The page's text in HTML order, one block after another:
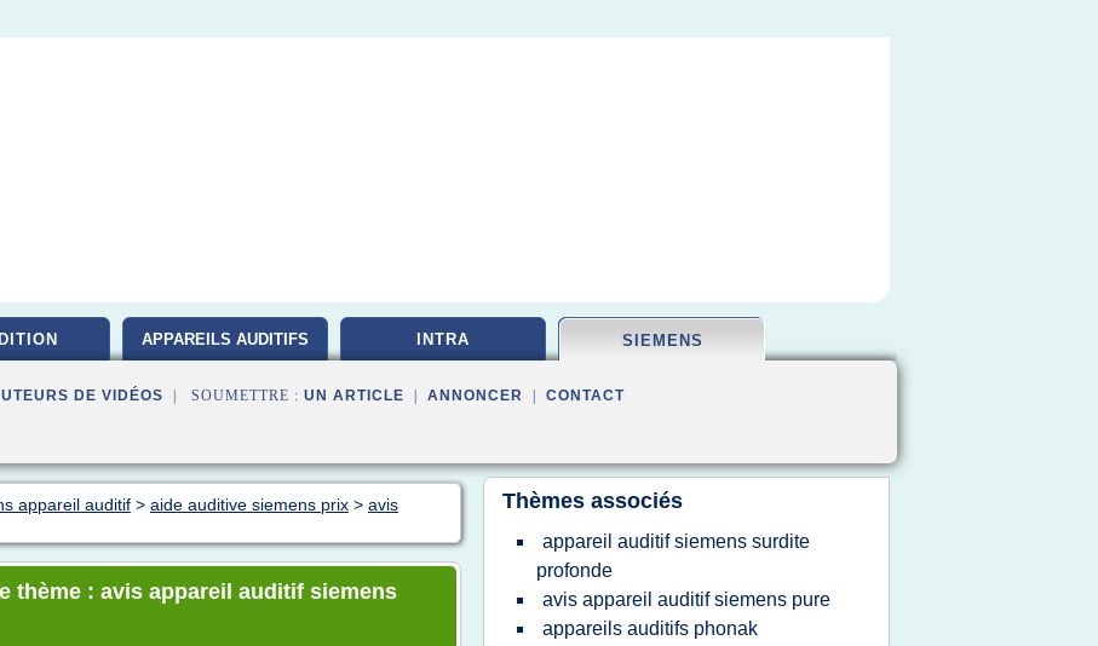
APPAREILS AUDITIFS INTRA SIEMENS
DE VIDÉOS | SOUMETTRE : UN ARTICLE ANNONCER CONTACT
appareil auditif > aide auditive siemens prix > avis
thème : avis appareil auditif siemens
Thèmes associés
appareil auditif siemens surdite
profonde
avis appareil auditif siemens pure
appareils auditifs phonak